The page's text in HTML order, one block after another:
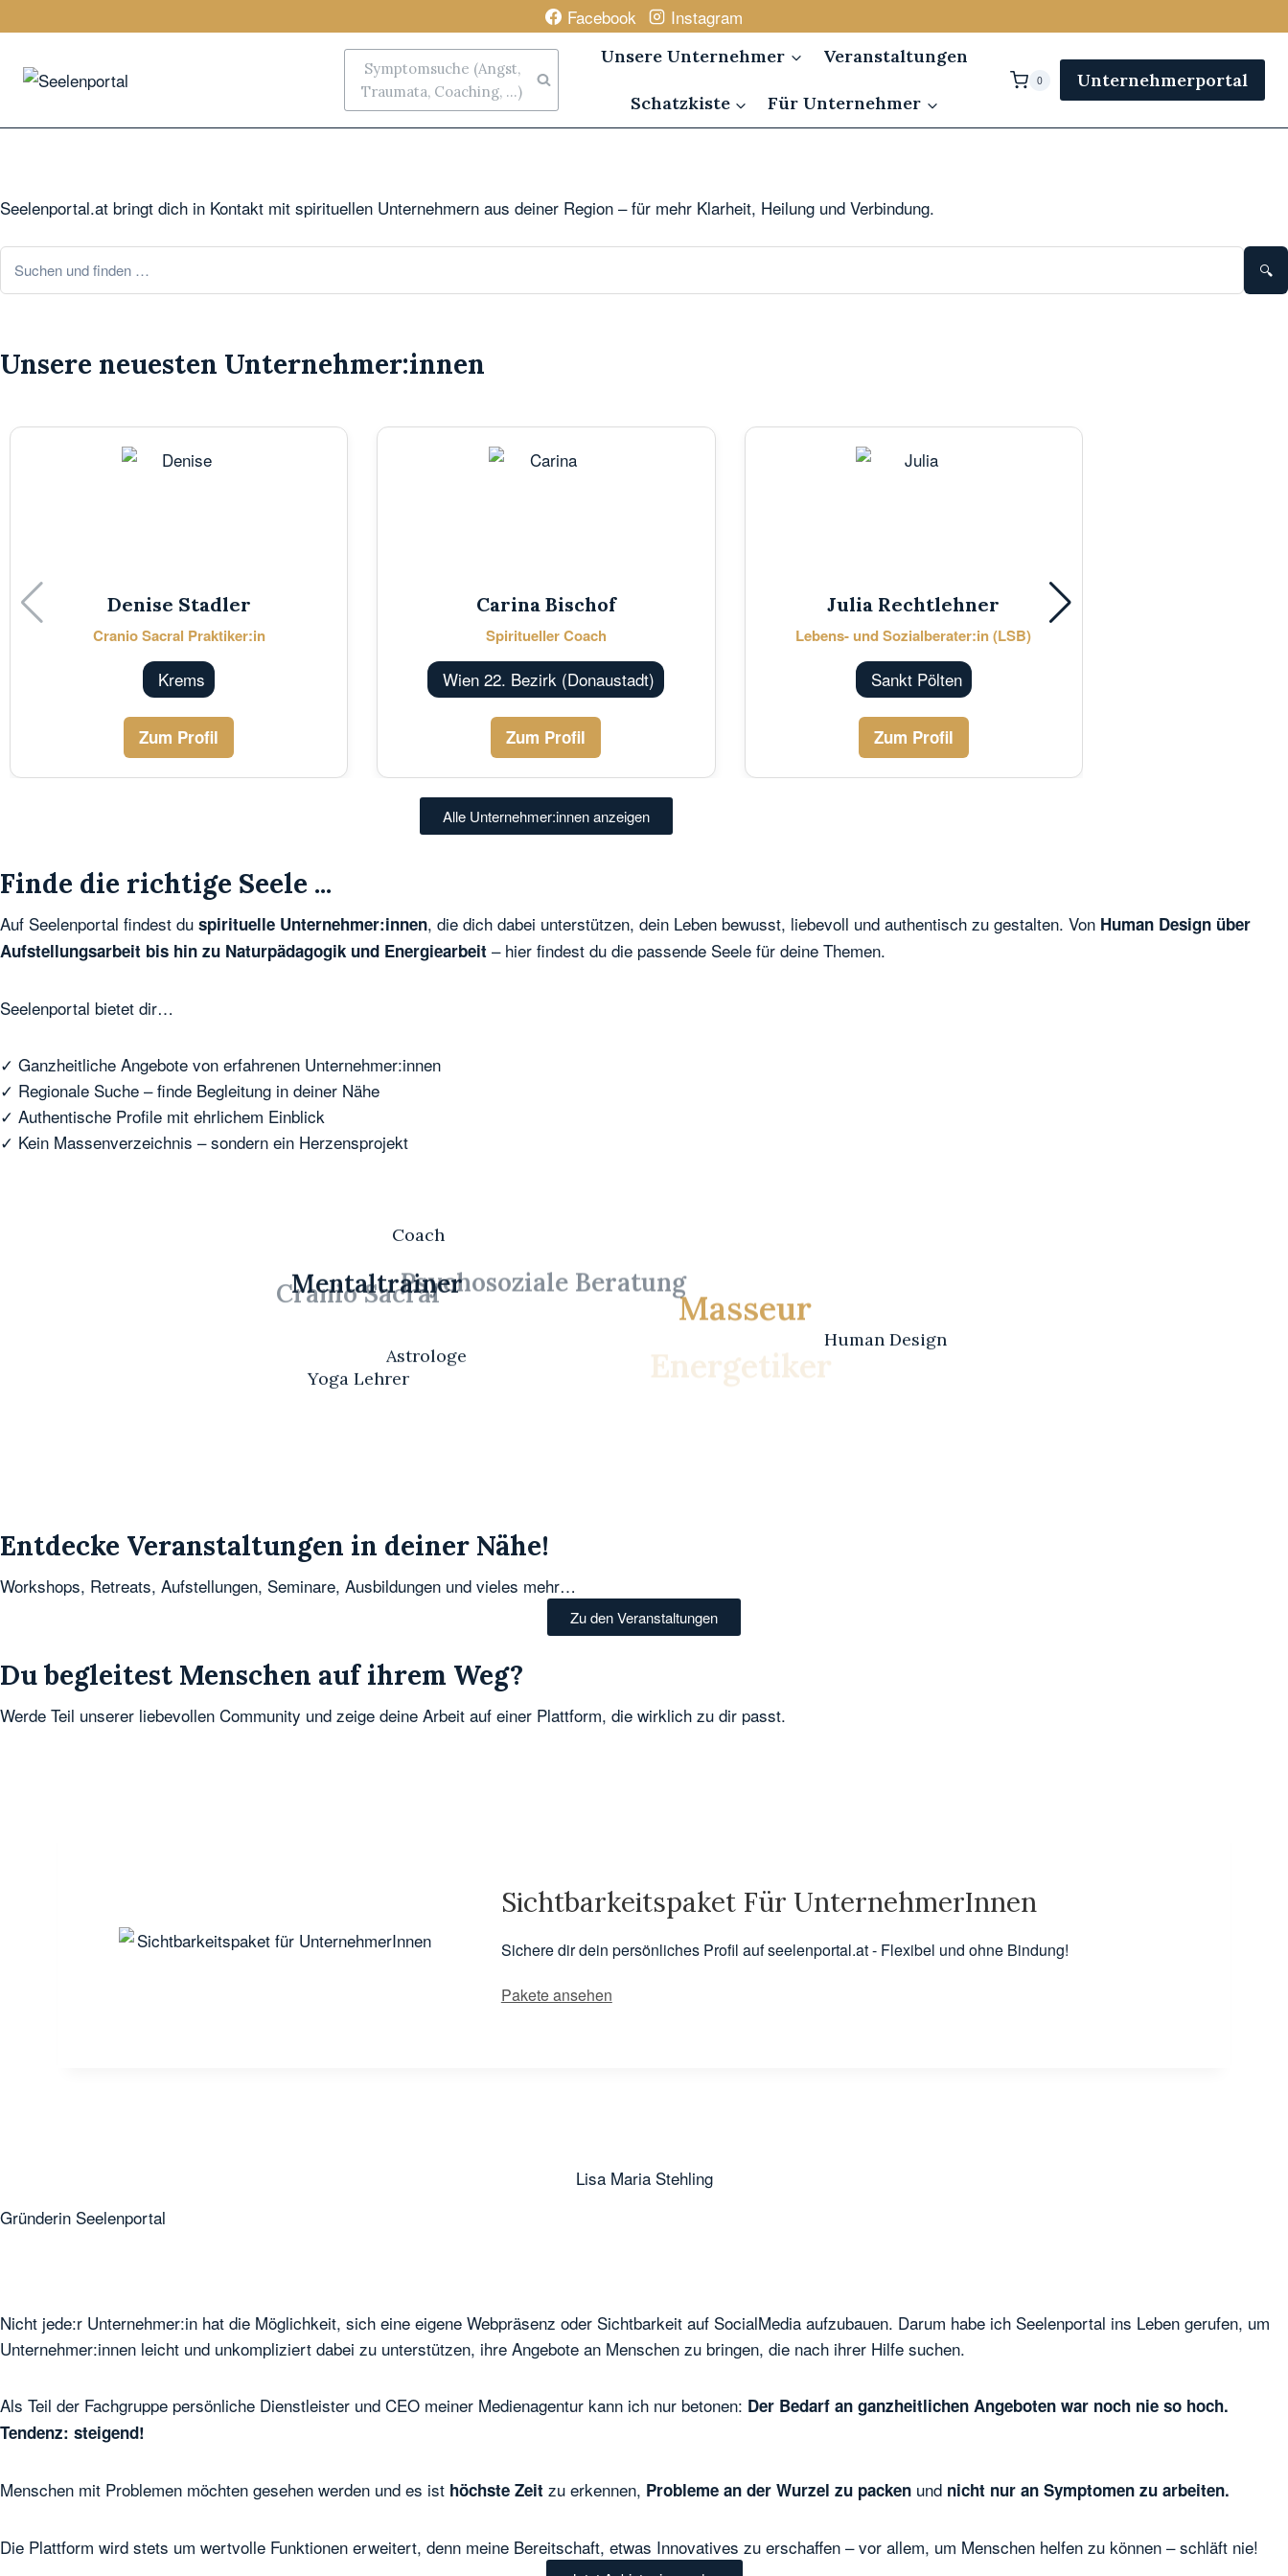
Facebook Instagram
Symptomsuche (Angst,
Traumata, Coaching, ...)
Unsere Unternehmer Veranstaltungen
Schatzkiste Für Unternehmer
0 Unternehmerportal
Seelenportal.at bringt dich in Kontakt mit spirituellen Unternehmern aus deiner Region – für mehr Klarheit, Heilung und Verbindung.
🔍
Unsere neuesten Unternehmer:innen
Denise Stadler
Cranio Sacral Praktiker:in
Krems
Zum Profil
Carina Bischof
Spiritueller Coach
Wien 22. Bezirk (Donaustadt)
Zum Profil
Julia Rechtlehner
Lebens- und Sozialberater:in (LSB)
Sankt Pölten
Zum Profil
Alle Unternehmer:innen anzeigen
Finde die richtige Seele ...
Auf Seelenportal findest du spirituelle Unternehmer:innen, die dich dabei unterstützen, dein Leben bewusst, liebevoll und authentisch zu gestalten. Von Human Design über
Aufstellungsarbeit bis hin zu Naturpädagogik und Energiearbeit – hier findest du die passende Seele für deine Themen.
Seelenportal bietet dir…
✓ Ganzheitliche Angebote von erfahrenen Unternehmer:innen
✓ Regionale Suche – finde Begleitung in deiner Nähe
✓ Authentische Profile mit ehrlichem Einblick
✓ Kein Massenverzeichnis – sondern ein Herzensprojekt
Energetiker
Cranio Sacral Masseur
Astrologe
Coach
Mentaltrainer
Human Design
Yoga Lehrer
Psychosoziale Beratung
Entdecke Veranstaltungen in deiner Nähe!
Workshops, Retreats, Aufstellungen, Seminare, Ausbildungen und vieles mehr…
Zu den Veranstaltungen
Du begleitest Menschen auf ihrem Weg?
Werde Teil unserer liebevollen Community und zeige deine Arbeit auf einer Plattform, die wirklich zu dir passt.
Sichtbarkeitspaket Für UnternehmerInnen
Sichere dir dein persönliches Profil auf seelenportal.at - Flexibel und ohne Bindung!
Pakete ansehen
Lisa Maria Stehling
Gründerin Seelenportal
Nicht jede:r Unternehmer:in hat die Möglichkeit, sich eine eigene Webpräsenz oder Sichtbarkeit auf SocialMedia aufzubauen. Darum habe ich Seelenportal ins Leben gerufen, um
Unternehmer:innen leicht und unkompliziert dabei zu unterstützen, ihre Angebote an Menschen zu bringen, die nach ihrer Hilfe suchen.
Als Teil der Fachgruppe persönliche Dienstleister und CEO meiner Medienagentur kann ich nur betonen: Der Bedarf an ganzheitlichen Angeboten war noch nie so hoch.
Tendenz: steigend!
Menschen mit Problemen möchten gesehen werden und es ist höchste Zeit zu erkennen, Probleme an der Wurzel zu packen und nicht nur an Symptomen zu arbeiten.
Die Plattform wird stets um wertvolle Funktionen erweitert, denn meine Bereitschaft, etwas Innovatives zu erschaffen – vor allem, um Menschen helfen zu können – schläft nie!